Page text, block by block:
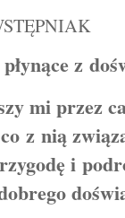
z
mi przez
z nią
i